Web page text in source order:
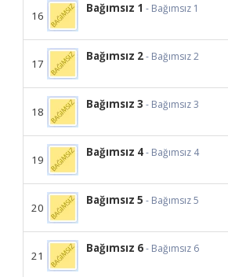
16
Bağımsız 1 - Bağımsız 1
17
Bağımsız 2- Bağımsız 2
18
Bağımsız 3 - Bağımsız 3
19
Bağımsız 4- Bağımsız 4
20
Bağımsız 5 - Bağımsız 5
21
Bağımsız 6- Bağımsız 6